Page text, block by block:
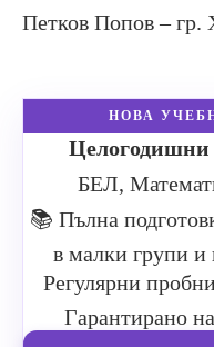
Петков Попов – гр.
НОВА
Целогодишни
БЕЛ,
📚 Пълна
в малки групи и
Регулярни
Гарантирано